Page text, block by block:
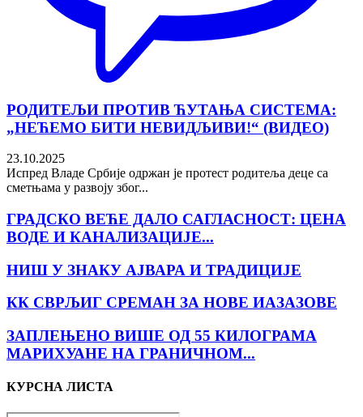
РОДИТЕЉИ ПРОТИВ ЋУТАЊА СИСТЕМА:
„НЕЋЕМО БИТИ НЕВИДЉИВИ!“ (ВИДЕО)
23.10.2025
Испред Владе Србије одржан је протест родитеља деце са
сметњама у развоју због...
ГРАДСКО ВЕЋЕ ДАЛО САГЛАСНОСТ: ЦЕНА
ВОДЕ И КАНАЛИЗАЦИЈЕ...
НИШ У ЗНАКУ АЈВАРА И ТРАДИЦИЈЕ
КК СВРЉИГ СРЕМАН ЗА НОВЕ ИАЗАЗОВЕ
ЗАПЛЕЊЕНО ВИШЕ ОД 55 КИЛОГРАМА
МАРИХУАНЕ НА ГРАНИЧНОМ...
КУРСНА ЛИСТА